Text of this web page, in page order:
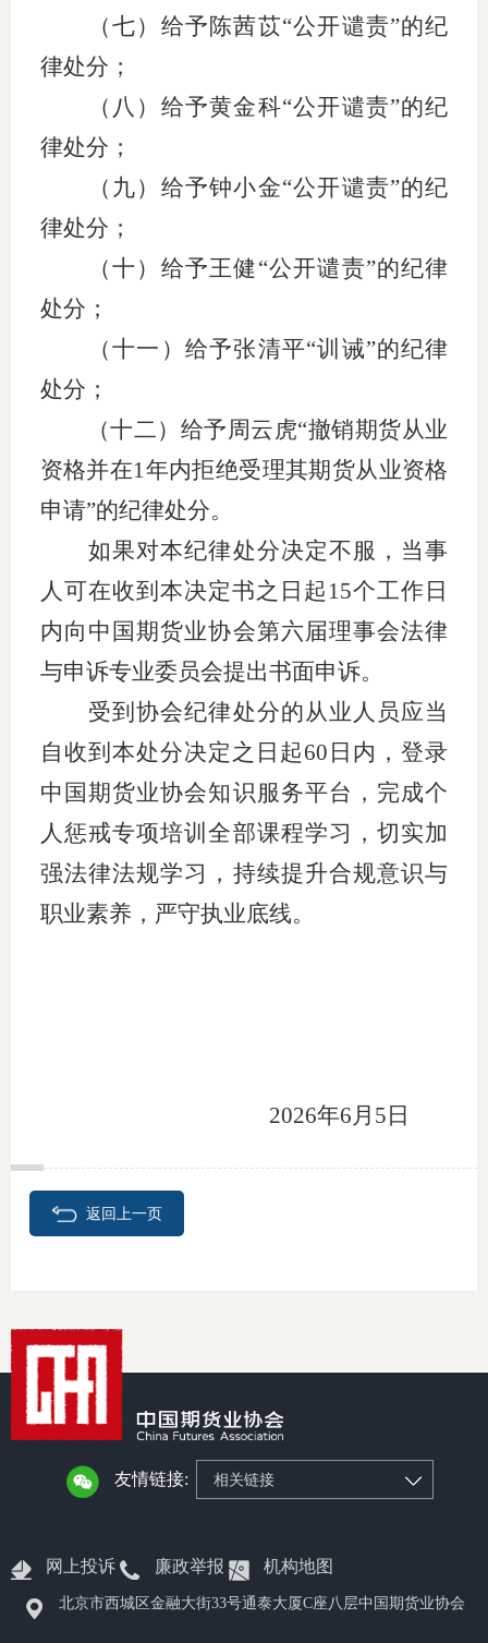
（七）给予陈茜苡“公开谴责”的纪
律处分；
（八）给予黄金科“公开谴责”的纪
律处分；
（九）给予钟小金“公开谴责”的纪
律处分；
（十）给予王健“公开谴责”的纪律
处分；
（十一）给予张清平“训诫”的纪律
处分；
（十二）给予周云虎“撤销期货从业
资格并在1年内拒绝受理其期货从业资格
申请”的纪律处分。
如果对本纪律处分决定不服，当事
人可在收到本决定书之日起 15个工作日
内向中国期货业协会第六届理事会法律
与申诉专业委员会提出书面申诉。
受到协会纪律处分的从业人员应当
自收到本处分决定之日起60日内，登录
中国期货业协会知识服务平台，完成个
人惩戒专项培训全部课程学习，切实加
强法律法规学习，持续提升合规意识与
职业素养，严守执业底线。
2026年6月5日
返回上一页
友情链接: 相关链接
网上投诉 廉政举报 机构地图
北京市西城区金融大街33号通泰大厦C座八层中国期货业协会